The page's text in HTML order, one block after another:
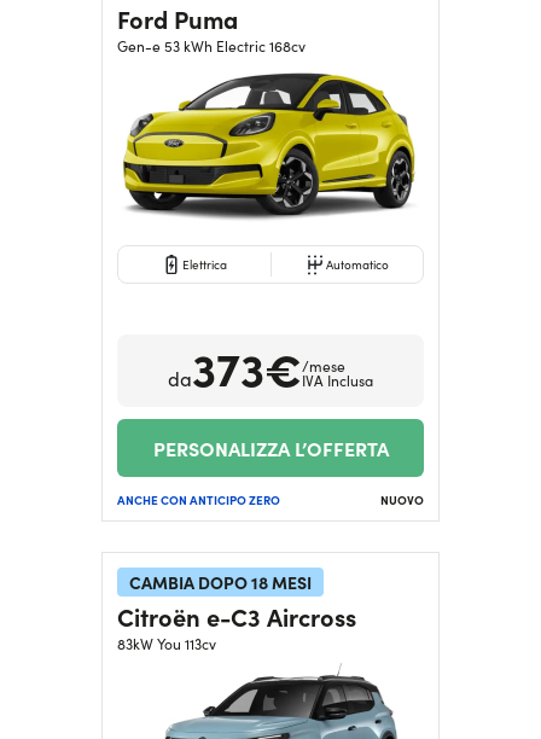
Ford Puma
Gen-e 53 kWh Electric 168cv
Elettrica Automatico
da373€/mese
IVA Inclusa
PERSONALIZZA L’OFFERTA
ANCHE CON ANTICIPO ZERO NUOVO
CAMBIA DOPO 18 MESI
Citroën e-C3 Aircross
83kW You 113cv